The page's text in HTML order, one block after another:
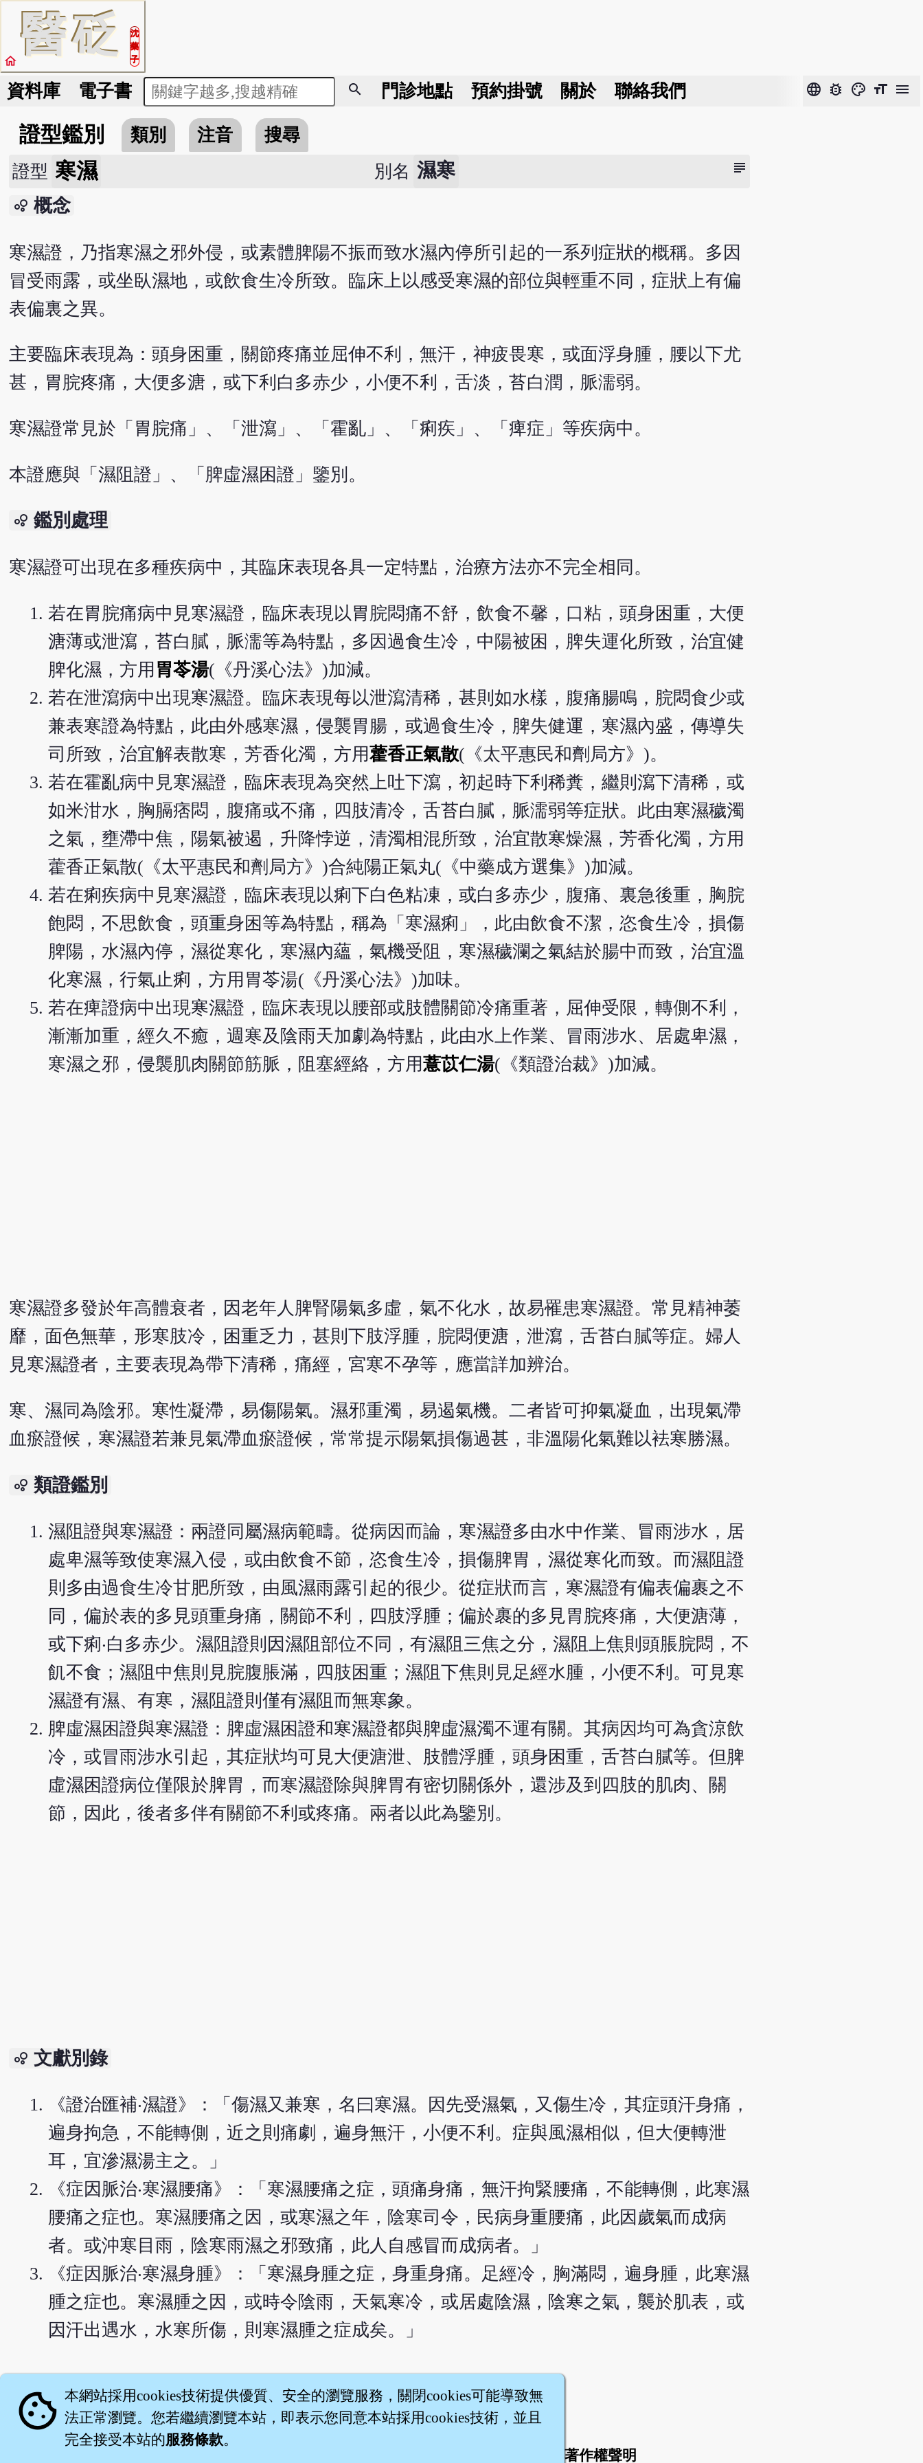
醫砭
沈
藥
子
home
資料庫 電子書 search 門診地點 預約掛號 關於 聯絡我們 language bug_report color_lens format_size menu
證型鑑別 類別 注音 搜尋
subject
證型 寒濕 別名 濕寒
bubble_chart 概念
寒濕證，乃指寒濕之邪外侵，或素體脾陽不振而致水濕內停所引起的一系列症狀的概稱。多因
冒受雨露，或坐臥濕地，或飲食生冷所致。臨床上以感受寒濕的部位與輕重不同，症狀上有偏
表偏裏之異。
主要臨床表現為：頭身困重，關節疼痛並屈伸不利，無汗，神疲畏寒，或面浮身腫，腰以下尤
甚，胃脘疼痛，大便多溏，或下利白多赤少，小便不利，舌淡，苔白潤，脈濡弱。
寒濕證常見於「胃脘痛」、「泄瀉」、「霍亂」、「痢疾」、「痺症」等疾病中。
本證應與「濕阻證」、「脾虛濕困證」鑒別。
bubble_chart 鑑別處理
寒濕證可出現在多種疾病中，其臨床表現各具一定特點，治療方法亦不完全相同。
若在胃脘痛病中見寒濕證，臨床表現以胃脘悶痛不舒，飲食不馨，口粘，頭身困重，大便
溏薄或泄瀉，苔白膩，脈濡等為特點，多因過食生冷，中陽被困，脾失運化所致，治宜健
脾化濕，方用 胃苓湯(《丹溪心法》)加減。
若在泄瀉病中出現寒濕證。臨床表現每以泄瀉清稀，甚則如水樣，腹痛腸鳴，脘悶食少或
兼表寒證為特點，此由外感寒濕，侵襲胃腸，或過食生冷，脾失健運，寒濕內盛，傳導失
司所致，治宜解表散寒，芳香化濁，方用藿香正氣散(《太平惠民和劑局方》)。
若在霍亂病中見寒濕證，臨床表現為突然上吐下瀉，初起時下利稀糞，繼則瀉下清稀，或
如米泔水，胸膈痞悶，腹痛或不痛，四肢清冷，舌苔白膩，脈濡弱等症狀。此由寒濕穢濁
之氣，壅滯中焦，陽氣被遏，升降悖逆，清濁相混所致，治宜散寒燥濕，芳香化濁，方用
藿香正氣散(《太平惠民和劑局方》)合純陽正氣丸(《中藥成方選集》)加減。
若在痢疾病中見寒濕證，臨床表現以痢下白色粘凍，或白多赤少，腹痛、裏急後重，胸脘
飽悶，不思飲食，頭重身困等為特點，稱為「寒濕痢」，此由飲食不潔，恣食生冷，損傷
脾陽，水濕內停，濕從寒化，寒濕內蘊，氣機受阻，寒濕穢瀾之氣結於腸中而致，治宜溫
化寒濕，行氣止痢，方用胃苓湯(《丹溪心法》)加味。
若在痺證病中出現寒濕證，臨床表現以腰部或肢體關節冷痛重著，屈伸受限，轉側不利，
漸漸加重，經久不癒，週寒及陰雨天加劇為特點，此由水上作業、冒雨涉水、居處卑濕，
寒濕之邪，侵襲肌肉關節筋脈，阻塞經絡，方用薏苡仁湯(《類證治裁》)加減。
寒濕證多發於年高體衰者，因老年人脾腎陽氣多虛，氣不化水，故易罹患寒濕證。常見精神萎
靡，面色無華，形寒肢冷，困重乏力，甚則下肢浮腫，脘悶便溏，泄瀉，舌苔白膩等症。婦人
見寒濕證者，主要表現為帶下清稀，痛經，宮寒不孕等，應當詳加辨治。
寒、濕同為陰邪。寒性凝滯，易傷陽氣。濕邪重濁，易遏氣機。二者皆可抑氣凝血，出現氣滯
血瘀證候，寒濕證若兼見氣滯血瘀證候，常常提示陽氣損傷過甚，非溫陽化氣難以袪寒勝濕。
bubble_chart 類證鑑別
濕阻證與寒濕證：兩證同屬濕病範疇。從病因而論，寒濕證多由水中作業、冒雨涉水，居
處卑濕等致使寒濕入侵，或由飲食不節，恣食生冷，損傷脾胃，濕從寒化而致。而濕阻證
則多由過食生冷甘肥所致，由風濕雨露引起的很少。從症狀而言，寒濕證有偏表偏裹之不
同，偏於表的多見頭重身痛，關節不利，四肢浮腫；偏於裹的多見胃脘疼痛，大便溏薄，
或下痢‧白多赤少。濕阻證則因濕阻部位不同，有濕阻三焦之分，濕阻上焦則頭脹脘悶，不
飢不食；濕阻中焦則見脘腹脹滿，四肢困重；濕阻下焦則見足經水腫，小便不利。可見寒
濕證有濕、有寒，濕阻證則僅有濕阻而無寒象。
脾虛濕困證與寒濕證：脾虛濕困證和寒濕證都與脾虛濕濁不運有關。其病因均可為貪涼飲
冷，或冒雨涉水引起，其症狀均可見大便溏泄、肢體浮腫，頭身困重，舌苔白膩等。但脾
虛濕困證病位僅限於脾胃，而寒濕證除與脾胃有密切關係外，還涉及到四肢的肌肉、關
節，因此，後者多伴有關節不利或疼痛。兩者以此為鑒別。
bubble_chart 文獻別錄
《證治匯補‧濕證》：「傷濕又兼寒，名曰寒濕。因先受濕氣，又傷生冷，其症頭汗身痛，
遍身拘急，不能轉側，近之則痛劇，遍身無汗，小便不利。症與風濕相似，但大便轉泄
耳，宜滲濕湯主之。」
《症因脈治‧寒濕腰痛》：「寒濕腰痛之症，頭痛身痛，無汗拘緊腰痛，不能轉側，此寒濕
腰痛之症也。寒濕腰痛之因，或寒濕之年，陰寒司令，民病身重腰痛，此因歲氣而成病
者。或沖寒目雨，陰寒雨濕之邪致痛，此人自感冒而成病者。」
《症因脈治‧寒濕身腫》：「寒濕身腫之症，身重身痛。足經冷，胸滿悶，遍身腫，此寒濕
腫之症也。寒濕腫之因，或時令陰雨，天氣寒冷，或居處陰濕，陰寒之氣，襲於肌表，或
因汗出遇水，水寒所傷，則寒濕腫之症成矣。」
English version
著作權聲明
cookie 本網站採用cookies技術提供優質、安全的瀏覽服務，關閉cookies可能導致無
法正常瀏覽。您若繼續瀏覽本站，即表示您同意本站採用cookies技術，並且
完全接受本站的服務條款。